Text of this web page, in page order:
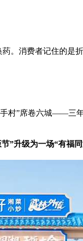
。消费者记住的是折
村”席卷六城——三
”升级为一场“有福同